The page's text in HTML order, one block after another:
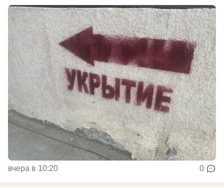
вчера в 10:20 0